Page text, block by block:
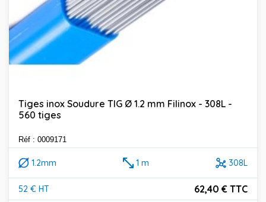
Tiges inox Soudure TIG Ø 1.2 mm Filinox - 308L -
560 tiges
Réf : 0009171
1.2mm 1 m 308L
52 € HT
Prix
62,40 € TTC